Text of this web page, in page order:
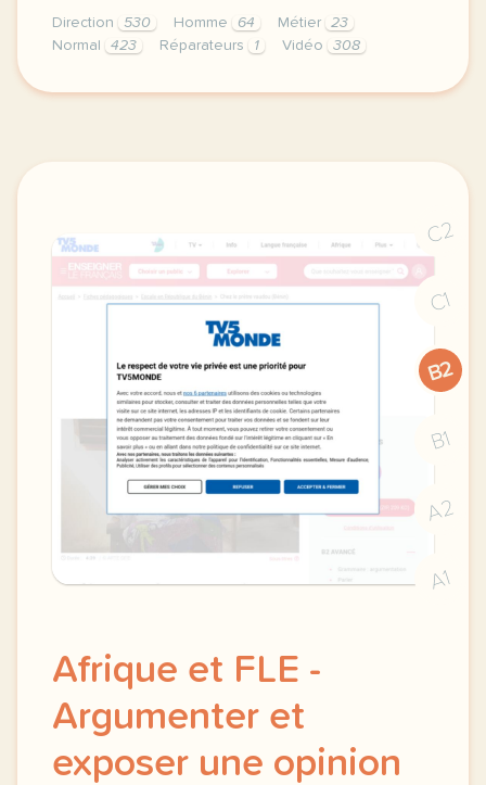
Direction 530 Homme 64 Métier
23
Normal
423 Réparateurs 1 Vidéo 308
didomi host didomi components button cursor
C2
C1
B2
B1
A2
A1
Afrique et FLE -
Argumenter et
exposer une opinion